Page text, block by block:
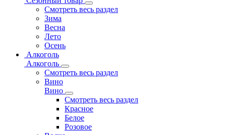
Смотреть весь раздел
Зима
Весна
Лето
Осень
Алкоголь
Алкоголь
Смотреть весь раздел
Вино
Вино
Смотреть весь раздел
Красное
Белое
Розовое